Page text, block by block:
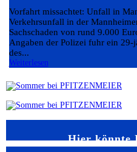
Vorfahrt missachtet: Unfall in
Verkehrsunfall in der
Sachschaden von rund 9.000
Angaben der Polizei fuhr ein 29-
des...
Weiterlesen
Hier könnte